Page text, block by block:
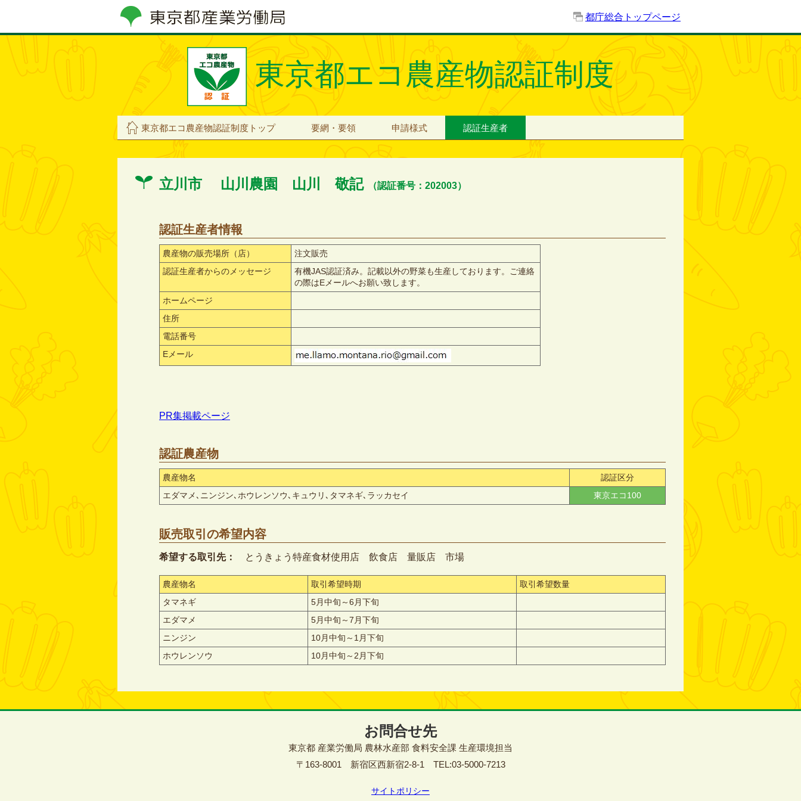
都庁総合トップページ
東京都エコ農産物認証制度
東京都エコ農産物認証制度トップ 要網・要領 申請様式 認証生産者
立川市 山川農園 山川 敬記 （認証番号：202003）
認証生産者情報
農産物の販売場所（店）
注文販売
認証生産者からのメッセージ
有機JAS認証済み。記載以外の野菜も生産しております。ご連絡
の際はEメールへお願い致します。
ホームページ
住所
電話番号
Eメール
PR集掲載ページ
認証農産物
農産物名
認証区分
エダマメ､ニンジン､ホウレンソウ､キュウリ､タマネギ､ラッカセイ
東京エコ100
販売取引の希望内容
希望する取引先： とうきょう特産食材使用店 飲食店 量販店 市場
農産物名 取引希望時期
取引希望数量
タマネギ
5月中旬～6月下旬
エダマメ
5月中旬～7月下旬
ニンジン
10月中旬～1月下旬
ホウレンソウ
10月中旬～2月下旬
お問合せ先
東京都 産業労働局 農林水産部 食料安全課 生産環境担当
〒163-8001 新宿区西新宿2-8-1 TEL:03-5000-7213
サイトポリシー